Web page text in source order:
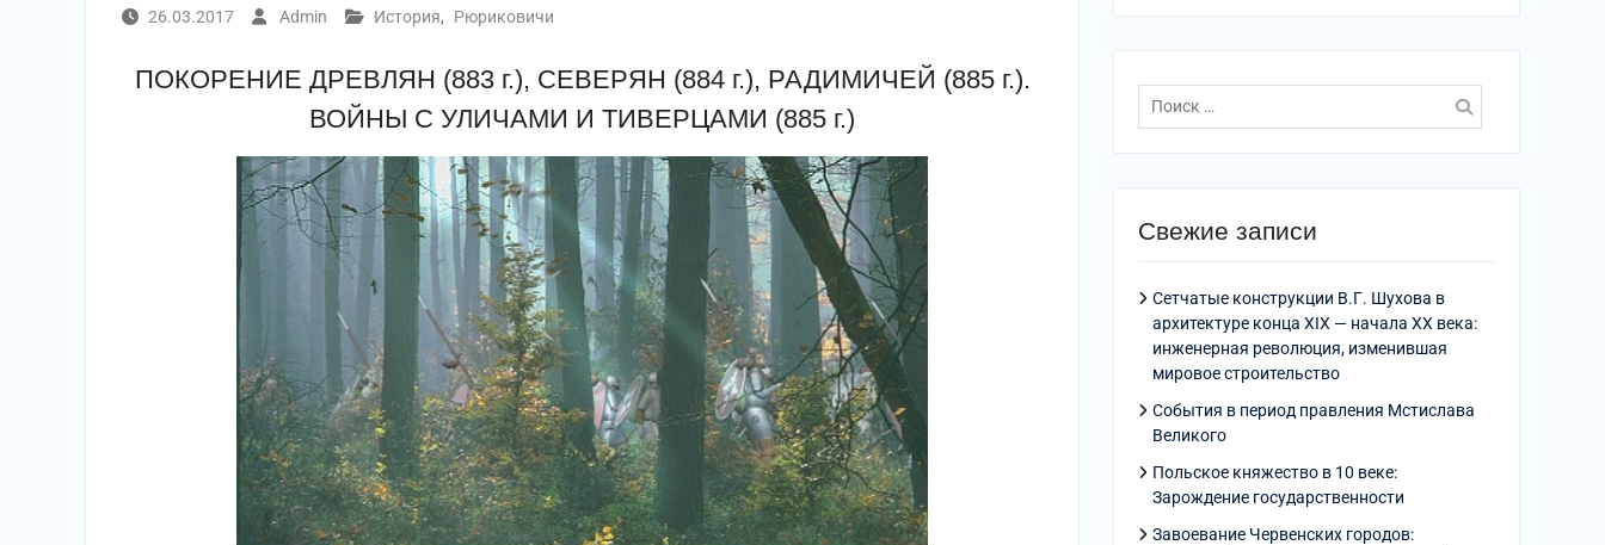
26.03.2017 Admin История, Рюриковичи
ПОКОРЕНИЕ ДРЕВЛЯН (883 г.), СЕВЕРЯН (884 г.), РАДИМИЧЕЙ (885 г.).
ВОЙНЫ С УЛИЧАМИ И ТИВЕРЦАМИ (885 г.)
Поиск
по:
Свежие записи
Сетчатые конструкции В.Г. Шухова в
архитектуре конца XIX — начала XX века:
инженерная революция, изменившая
мировое строительство
События в период правления Мстислава
Великого
Польское княжество в 10 веке:
Зарождение государственности
Завоевание Червенских городов: